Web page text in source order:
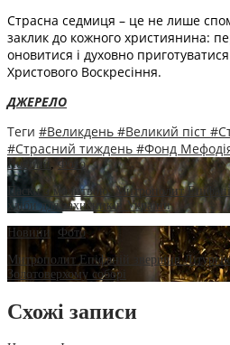
Страсна седмиця – це не лише
заклик до кожного християнина:
оновитися і духовно
Христового Воскресіння.
ДЖЕРЕЛО
Теги #Великдень #Великий піст
#Страсний тиждень #Фонд
Новини ,Фото
Паски з молитвою: Митрополит
хліби для захисників України
Новини
Фото
Митрополит Епіфаній звершив
Золотоверхому соборі
Схожі записи